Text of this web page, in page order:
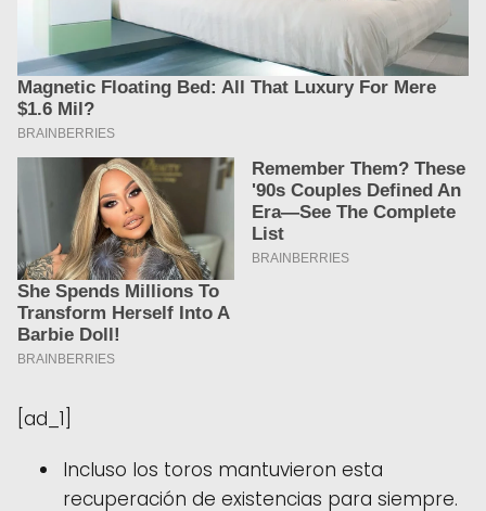
[ad_1]
Incluso los toros mantuvieron esta
recuperación de existencias para siempre.